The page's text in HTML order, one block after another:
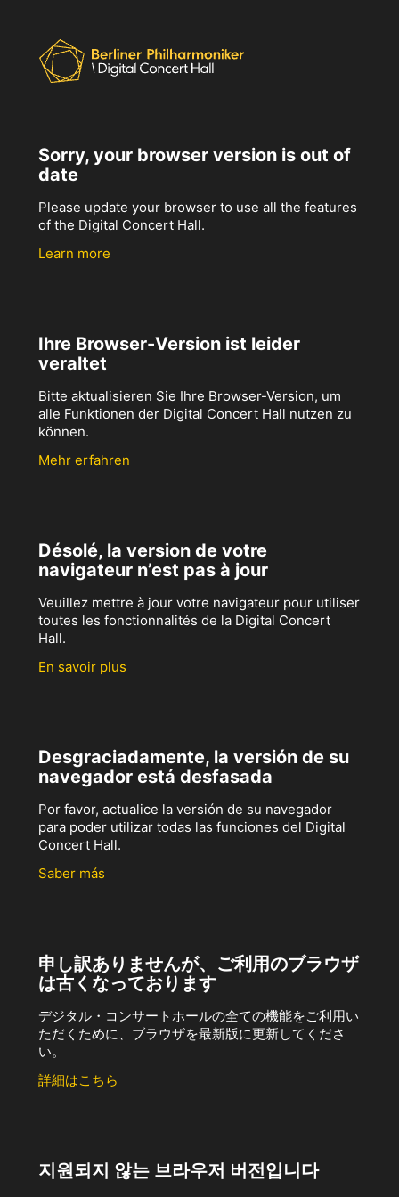
Sorry, your browser version is out of
date
Please update your browser to use all the features
of the Digital Concert Hall.
Learn more
Ihre Browser-Version ist leider
veraltet
Bitte aktualisieren Sie Ihre Browser-Version, um
alle Funktionen der Digital Concert Hall nutzen zu
können.
Mehr erfahren
Désolé, la version de votre
navigateur n’est pas à jour
Veuillez mettre à jour votre navigateur pour utiliser
toutes les fonctionnalités de la Digital Concert
Hall.
En savoir plus
Desgraciadamente, la versión de su
navegador está desfasada
Por favor, actualice la versión de su navegador
para poder utilizar todas las funciones del Digital
Concert Hall.
Saber más
申し訳ありませんが、ご利用のブラウザ
は古くなっております
デジタル・コンサートホールの全ての機能をご利用い
ただくために、ブラウザを最新版に更新してくださ
い。
詳細はこちら
지원되지 않는 브라우저 버전입니다